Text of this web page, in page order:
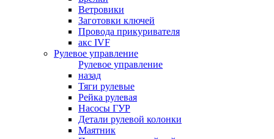
Ветровики
Заготовки ключей
Провода прикуривателя
акс IVF
Рулевое управление
Рулевое управление
назад
Тяги рулевые
Рейка рулевая
Насосы ГУР
Детали рулевой колонки
Маятник